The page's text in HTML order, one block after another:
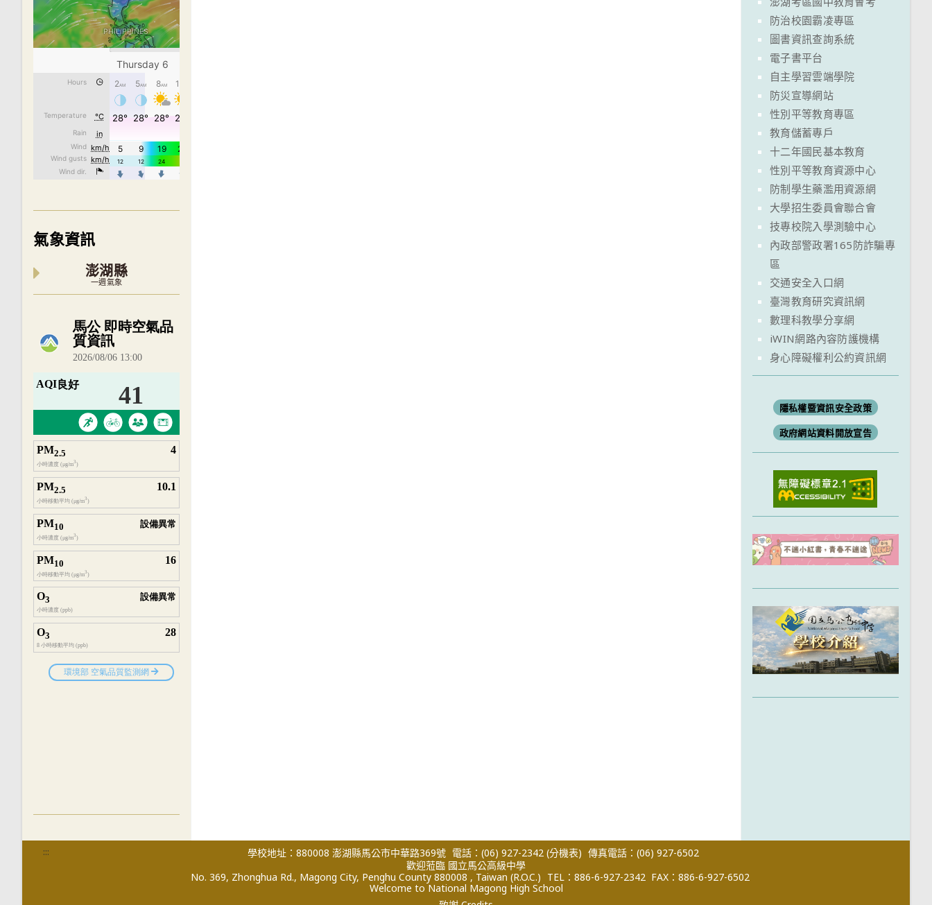
氣象資訊
澎湖縣
一週氣象
內嵌空氣品質小工具為視覺預覽，完整即時空氣品質資料請開啟
防治校園霸凌專區
圖書資訊查詢系統
電子書平台
自主學習雲端學院
防災宣導網站
性別平等教育專區
教育儲蓄專戶
十二年國民基本教育
性別平等教育資源中心
防制學生藥濫用資源網
大學招生委員會聯合會
技專校院入學測驗中心
內政部警政署165防詐騙專
區
交通安全入口網
臺灣教育研究資訊網
數理科教學分享網
iWIN網路內容防護機構
身心障礙權利公約資訊網
隱私權暨資訊安全政策
政府網站資料開放宣告
::: 學校地址：880008 澎湖縣馬公市中華路369號 電話：(06) 927-2342 (分機表) 傳真電話：(06) 927-6502
歡迎蒞臨 國立馬公高級中學
No. 369, Zhonghua Rd., Magong City, Penghu County 880008 , Taiwan (R.O.C.) TEL：886-6-927-2342 FAX：886-6-927-6502
Welcome to National Magong High School